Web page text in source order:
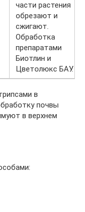
части растения
обрезают и
сжигают.
Обработка
препаратами
Биотлин и
Цветолюкс БАУ.
в
почвы
в верхнем